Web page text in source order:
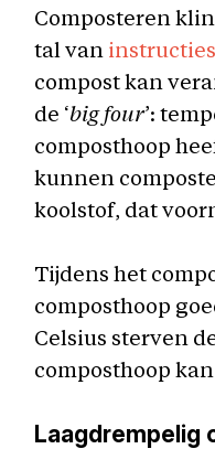
Composteren
tal van instructies
compost kan
de ‘big four’:
composthoop
kunnen
koolstof, dat
Tijdens het
composthoop
Celsius sterven
composthoop
Laagdrempelig